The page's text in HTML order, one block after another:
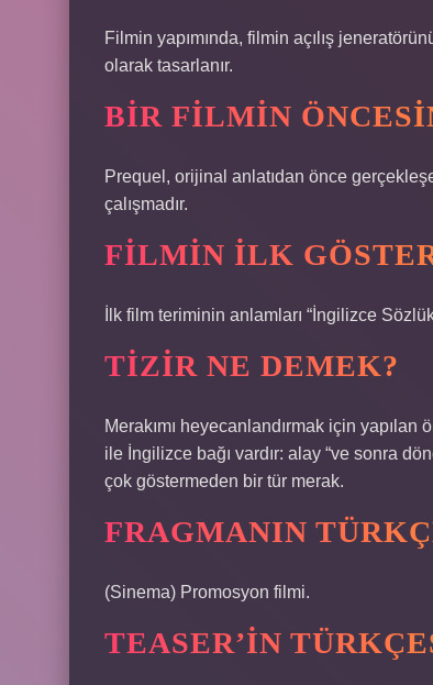
Filmin yapımında, filmin açılış
olarak tasarlanır.
BIR FILMIN
Prequel, orijinal anlatıdan önce
çalışmadır.
FILMIN ILK
İlk film teriminin anlamları “İngilizce
TIZIR NE DEMEK?
Merakımı heyecanlandırmak için yapılan
ile İngilizce bağı vardır: alay “ve sonra
çok göstermeden bir tür merak.
FRAGMANIN
(Sinema) Promosyon filmi.
TEASER’IN